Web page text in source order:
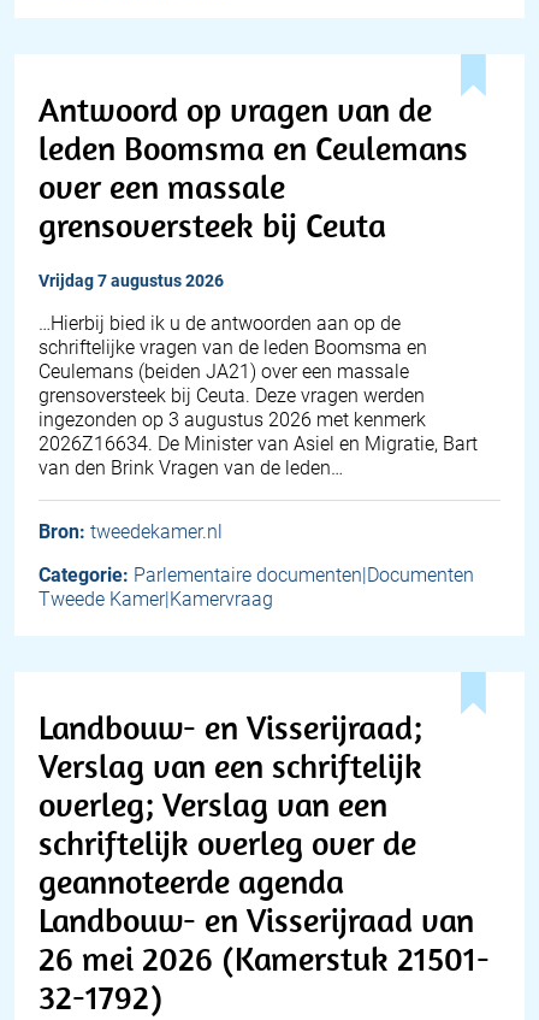
Antwoord op vragen van de
leden Boomsma en Ceulemans
over een massale
grensoversteek bij Ceuta
vrijdag 7 augustus 2026
… Hierbij bied ik u de antwoorden aan op de
schriftelijke vragen van de leden Boomsma en
Ceulemans (beiden JA21) over een massale
grensoversteek bij Ceuta. Deze vragen werden
ingezonden op 3 augustus 2026 met kenmerk
2026Z16634. De Minister van Asiel en Migratie, Bart
van den Brink Vragen van de leden…
Bron: tweedekamer.nl
Categorie: Parlementaire documenten|Documenten
Tweede Kamer|Kamervraag
Landbouw- en Visserijraad;
Verslag van een schriftelijk
overleg; Verslag van een
schriftelijk overleg over de
geannoteerde agenda
Landbouw- en Visserijraad van
26 mei 2026 (Kamerstuk 21501-
32-1792)